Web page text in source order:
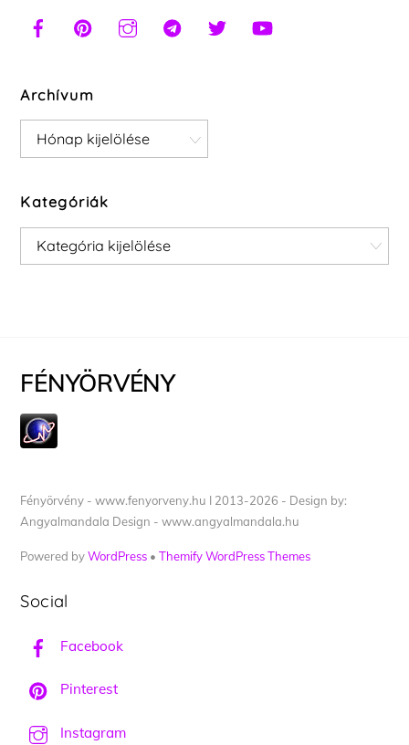
Archívum
Archívum
Kategóriák
Kategóriák
FÉNYÖRVÉNY
Fényörvény - www.fenyorveny.hu I 2013-2026 - Design by:
Angyalmandala Design - www.angyalmandala.hu
Powered byWordPress •Themify WordPress Themes
Social
Facebook
Pinterest
Instagram